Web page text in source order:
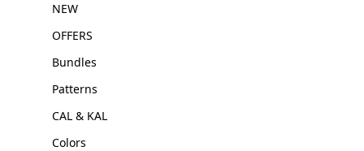
NEW
OFFERS
Bundles
Patterns
CAL & KAL
Colors